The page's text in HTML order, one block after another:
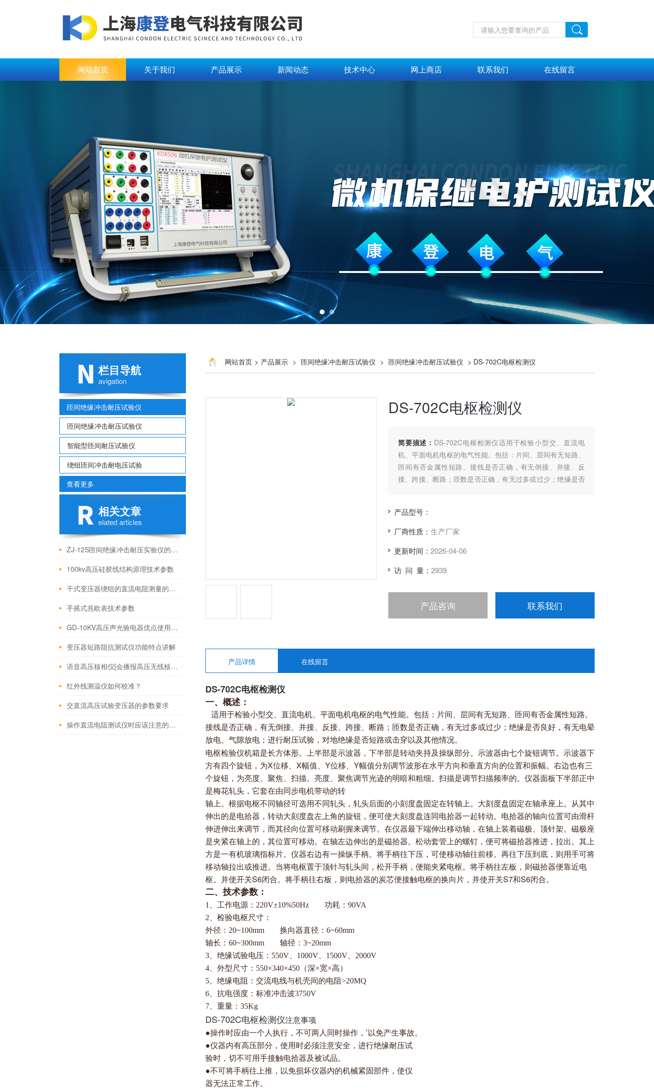
网站首页 关于我们 产品展示 新闻动态 技术中心 网上商店 联系我们 在线留言
栏目导航
avigation
匝间绝缘冲击耐压试验仪
匝间绝缘冲击耐压试验仪
智能型匝间耐压试验仪
绕组匝间冲击耐电压试验
查看更多
相关文章
elated articles
ZJ-12S匝间绝缘冲击耐压实验仪的操作就是这么简单
100kv高压硅胶线结构原理技术参数
干式变压器绕组的直流电阻测量的介绍
手摇式兆欧表技术参数
GD-10KV高压声光验电器优点使用方法及注意事项
变压器短路阻抗测试仪功能特点讲解
语音高压核相仪[会播报高压无线核相仪]
红外线测温仪如何校准？
交直流高压试验变压器的参数要求
操作直流电阻测试仪时应该注意的几个要点
网站首页 > 产品展示 > 匝间绝缘冲击耐压试验仪 > 匝间绝缘冲击耐压试验仪 > DS-702C电枢检测仪
DS-702C电枢检测仪
简要描述： DS-702C电枢检测仪适用于检验小型交、直流电
机、平面电机电枢的电气性能。包括：片间、层间有无短路、
匝间有否金属性短路。接线是否正确，有无倒接、并接、反
接、跨接、断路；匝数是否正确，有无过多或过少；绝缘是否
产品型号：
厂商性质： 生产厂家
更新时间： 2026-04-06
访 问 量： 2939
产品咨询 联系我们
产品详情 在线留言
DS-702C电枢检测仪
一、概述：
适用于检验小型交、直流电机、平面电机电枢的电气性能。包括：片间、层间有无短路、匝间有否金属性短路。
接线是否正确，有无倒接、并接、反接、跨接、断路；匝数是否正确，有无过多或过少；绝缘是否良好，有无电晕
放电、气隙放电；进行耐压试验，对地绝缘是否短路或击穿以及其他情况。
电枢检验仪机箱是长方体形。上半部是示波器，下半部是转动夹持及操纵部分。示波器由七个旋钮调节。示波器下
方有四个旋钮， 为X位移、X幅值、Y位移、Y幅值分别调节波形在水平方向和垂直方向的位置和振幅。右边也有三
个旋钮，为亮度、聚焦、扫描。亮度、 聚焦调节光迹的明暗和粗细。扫描是调节扫描频率的。 仪器面板下半部正中
是梅花轧头，它套在由同步电机带动的转
轴上。根据电枢不同轴径可选用不同轧头，轧头后面的小刻度盘固定在转轴上。大刻度盘固定在轴承座上。从其中
伸出的是电拾器， 转动大刻度盘左上角的旋钮，便可使大刻度盘连同电拾器一起转动。电拾器的轴向位置可由滑杆
伸进伸出来调节，而其径向位置可移动刷握来调节。在仪器最下端伸出移动轴，在轴上装着磁极、顶针架。磁极座
是夹紧在轴上的，其位置可移动。在轴左边伸出的是磁拾器。松动套管上的螺钉，便可将磁拾器推进，拉出。其上
方是一有机玻璃指标片。仪器右边有一操纵手柄。将手柄往下压， 可使移动轴往前移。再往下压到底，则用手可将
移动轴拉出或推进。 当将电枢置于顶针与轧头间，松开手柄，便能夹紧电枢。将手柄往左板，则磁拾器便靠近电
枢。并使开关S6闭合。将手柄往右板，则电拾器的炭芯便接触电枢的换向片，并使开关S7和S6闭合。
二、技术参数：
1、工作电源：220V±10%50Hz 功耗：90VA
2、检验电枢尺寸：
外径：20~100mm 换向器直径：6~60mm
轴长：60~300mm 轴径：3~20mm
3、绝缘试验电压：550V、1000V、1500V、2000V
4、外型尺寸：550×340×450（深×宽×高）
5、绝缘电阻：交流电线与机壳间的电阻>20MQ
6、抗电强度：标准冲击波3750V
7、重量：35Kg
DS-702C电枢检测仪注意事项
●操作时应由一个人执行，不可两人同时操作，’以免产生事故。
●仪器内有高压部分，使用时必须注意安全，进行绝缘耐压试
验时，切不可用手接触电拾器及被试品。
●不可将手柄往上推，以免损坏仪器内的机械紧固部件，使仪
器无法正常工作。